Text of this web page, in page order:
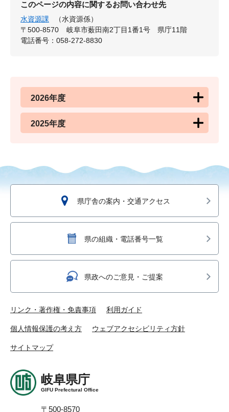
このページの内容に関するお問い合わせ先
水資源課
（水資源係）
〒500-8570
岐阜市薮田南2丁目1番1号 県庁11階
電話番号：058-272-8830
2026年度
2025年度
県庁舎の案内・交通アクセス
県の組織・電話番号一覧
県政へのご意見・ご提案
リンク・著作権・免責事項 利用ガイド
個人情報保護の考え方 ウェブアクセシビリティ方針
サイトマップ
岐阜県庁
GIFU Prefectural Office
〒500-8570